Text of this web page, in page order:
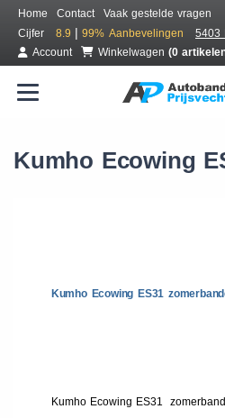
Home Contact
Vaak gestelde vragen
Cijfer
8.9 | 99% Aanbevelingen
5403
Account
Winkelwagen (0
Kumho Ecowing
Kumho Ecowing ES31
Kumho Ecowing ES31